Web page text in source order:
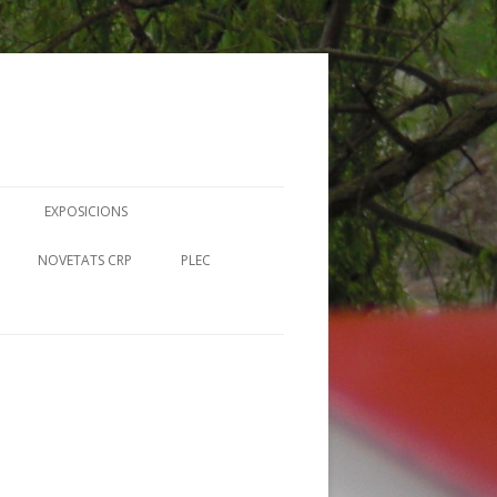
EXPOSICIONS
NOVETATS CRP PLEC